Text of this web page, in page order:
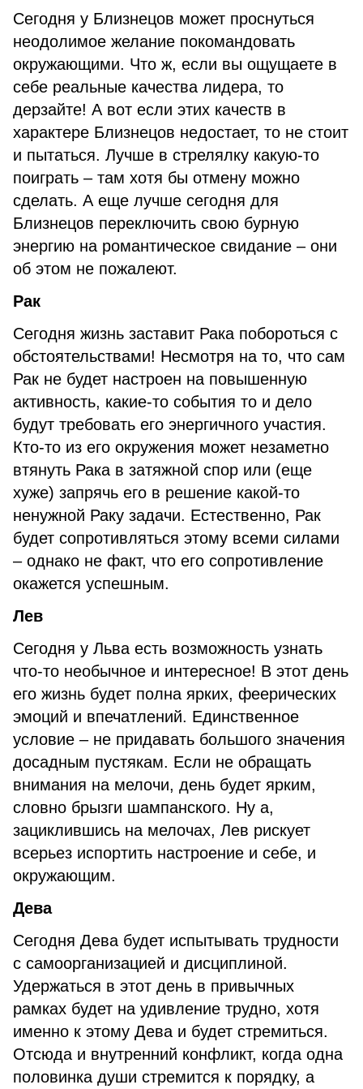
Сегодня у Близнецов может проснуться
неодолимое желание покомандовать
окружающими. Что ж, если вы ощущаете в
себе реальные качества лидера, то
дерзайте! А вот если этих качеств в
характере Близнецов недостает, то не стоит
и пытаться. Лучше в стрелялку какую-то
поиграть – там хотя бы отмену можно
сделать. А еще лучше сегодня для
Близнецов переключить свою бурную
энергию на романтическое свидание – они
об этом не пожалеют.
Рак
Сегодня жизнь заставит Рака побороться с
обстоятельствами! Несмотря на то, что сам
Рак не будет настроен на повышенную
активность, какие-то события то и дело
будут требовать его энергичного участия.
Кто-то из его окружения может незаметно
втянуть Рака в затяжной спор или (еще
хуже) запрячь его в решение какой-то
ненужной Раку задачи. Естественно, Рак
будет сопротивляться этому всеми силами
– однако не факт, что его сопротивление
окажется успешным.
Лев
Сегодня у Льва есть возможность узнать
что-то необычное и интересное! В этот день
его жизнь будет полна ярких, феерических
эмоций и впечатлений. Единственное
условие – не придавать большого значения
досадным пустякам. Если не обращать
внимания на мелочи, день будет ярким,
словно брызги шампанского. Ну а,
зациклившись на мелочах, Лев рискует
всерьез испортить настроение и себе, и
окружающим.
Дева
Сегодня Дева будет испытывать трудности
с самоорганизацией и дисциплиной.
Удержаться в этот день в привычных
рамках будет на удивление трудно, хотя
именно к этому Дева и будет стремиться.
Отсюда и внутренний конфликт, когда одна
половинка души стремится к порядку, а